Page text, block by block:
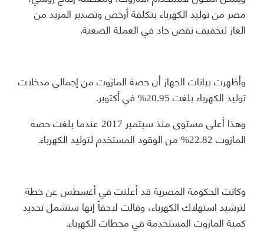
مصر من توليد الكهرباء بتكلفة أرخص وتصدير المزيد من
الغاز لتخفيف نقص حاد في العملة الصعبة.
وأظهرت بيانات الجهاز أن حصة المازوت من إجمالي مدخلات
توليد الكهرباء بلغت 20.95% في أكتوبر.
وهذا أعلى مستوى منذ سبتمبر 2017 عندما بلغت حصة
المازوت 22.82% من الوقود المستخدم لتوليد الكهرباء.
وكانت الحكومة المصرية قد أعلنت في أغسطس عن خطة
لترشيد استهلاك الكهرباء، وقالت لاحقاً إنها ستشمل تحديد
كمية المازوت المستخدمة في محطات الكهرباء.